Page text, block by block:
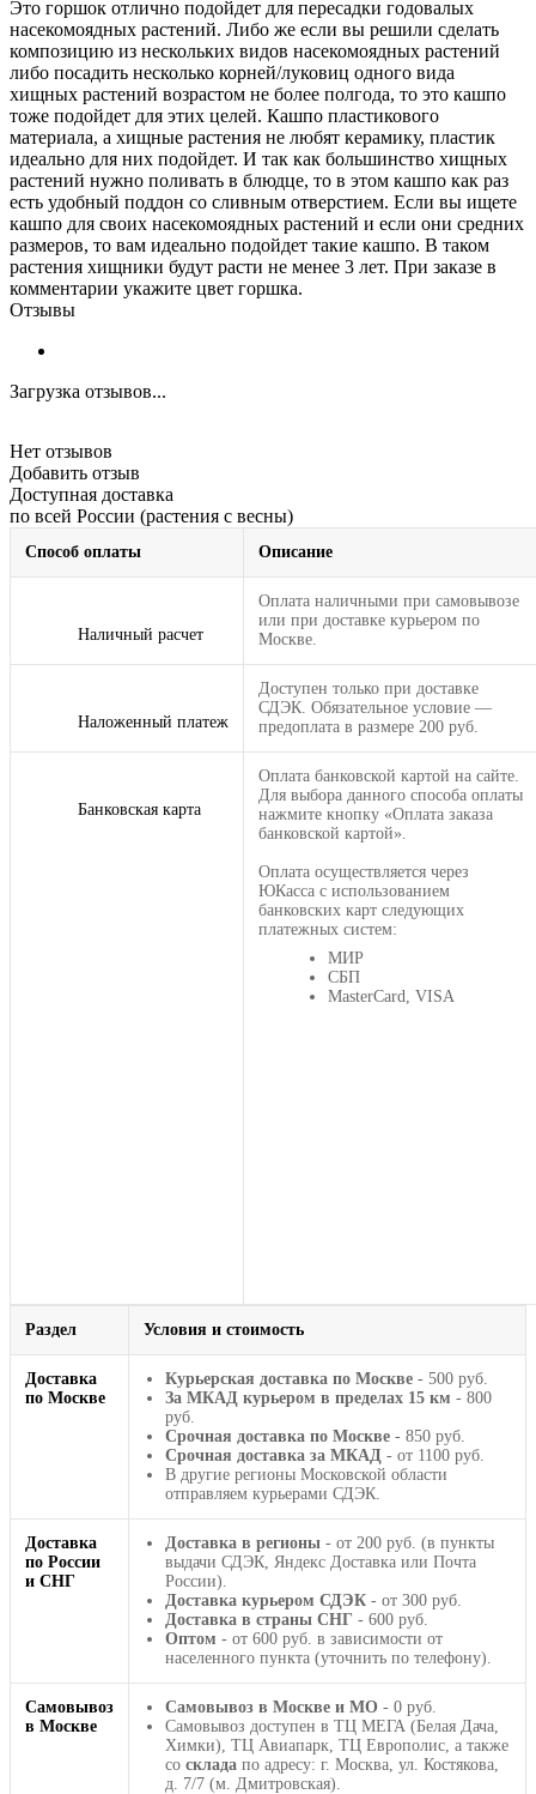
Это горшок отлично подойдет для пересадки годовалых
насекомоядных растений. Либо же если вы решили сделать
композицию из нескольких видов насекомоядных растений
либо посадить несколько корней/луковиц одного вида
хищных растений возрастом не более полгода, то это кашпо
тоже подойдет для этих целей. Кашпо пластикового
материала, а хищные растения не любят керамику, пластик
идеально для них подойдет. И так как большинство хищных
растений нужно поливать в блюдце, то в этом кашпо как раз
есть удобный поддон со сливным отверстием. Если вы ищете
кашпо для своих насекомоядных растений и если они средних
размеров, то вам идеально подойдет такие кашпо. В таком
растения хищники будут расти не менее 3 лет. При заказе в
комментарии укажите цвет горшка.
Отзывы
Загрузка отзывов...
Нет отзывов
Добавить отзыв
Доступная доставка
по всей России (растения с весны)
Способ оплаты Описание
Наличный расчет
Оплата наличными при самовывозе
или при доставке курьером по
Москве.
Наложенный платеж
Доступен только при доставке
СДЭК. Обязательное условие —
предоплата в размере 200 руб.
Банковская карта
Оплата банковской картой на сайте.
Для выбора данного способа оплаты
нажмите кнопку «Оплата заказа
банковской картой».
Оплата осуществляется через
ЮКасса с использованием
банковских карт следующих
платежных систем:
МИР
СБП
MasterCard, VISA
Раздел Условия и стоимость
Доставка
по Москве
Курьерская доставка по Москве - 500 руб.
За МКАД курьером в пределах 15 км - 800
руб.
Срочная доставка по Москве - 850 руб.
Срочная доставка за МКАД - от 1100 руб.
В другие регионы Московской области
отправляем курьерами СДЭК.
Доставка
по России
и СНГ
Доставка в регионы - от 200 руб. (в пункты
выдачи СДЭК, Яндекс Доставка или Почта
России).
Доставка курьером СДЭК - от 300 руб.
Доставка в страны СНГ - 600 руб.
Оптом - от 600 руб. в зависимости от
населенного пункта (уточнить по телефону).
Самовывоз
в Москве
Самовывоз в Москве и МО - 0 руб.
Самовывоз доступен в ТЦ МЕГА (Белая Дача,
Химки), ТЦ Авиапарк, ТЦ Европолис, а также
со склада по адресу: г. Москва, ул. Костякова,
д. 7/7 (м. Дмитровская).